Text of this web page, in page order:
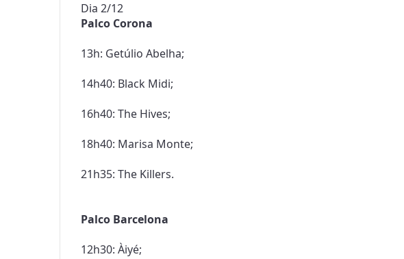
Palco Corona
13h: Getúlio Abelha;
14h40: Black Midi;
16h40: The Hives;
18h40: Marisa Monte;
21h35: The Killers.
Palco Barcelona
12h30: Àiyé;